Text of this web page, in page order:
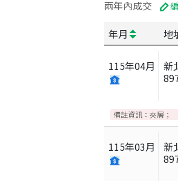
兩年內成交
年月 地
115年04月
新
備註資訊： 夾層；
115年03月
新